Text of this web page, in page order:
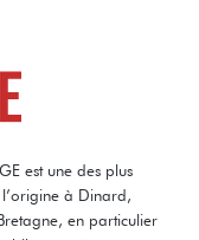
est une des plus
à Dinard,
en particulier